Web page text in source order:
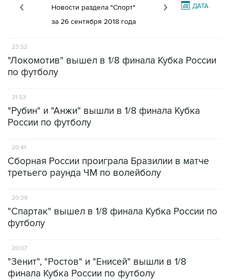
Новости раздела "Спорт"
за 26 сентября 2018 года
ДАТА
23:52
"Локомотив" вышел в 1/8 финала Кубка России
по футболу
21:53
"Рубин" и "Анжи" вышли в 1/8 финала Кубка
России по футболу
20:41
Сборная России проиграла Бразилии в матче
третьего раунда ЧМ по волейболу
20:39
"Спартак" вышел в 1/8 финала Кубка России по
футболу
20:07
"Зенит", "Ростов" и "Енисей" вышли в 1/8
финала Кубка России по футболу